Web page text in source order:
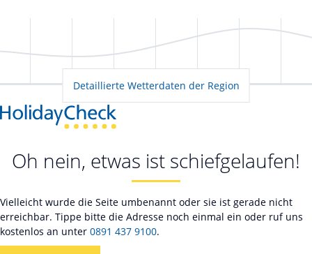
Detaillierte Wetterdaten der Region
Oh nein, etwas ist schiefgelaufen!
Vielleicht wurde die Seite umbenannt oder sie ist gerade nicht
erreichbar. Tippe bitte die Adresse noch einmal ein oder ruf uns
kostenlos an unter 0891 437 9100.